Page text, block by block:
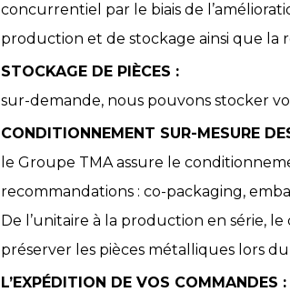
concurrentiel par le biais de
production et de stockage ainsi que la
STOCKAGE DE PIÈCES :
sur-demande, nous pouvons stocker
CONDITIONNEMENT SUR-MESURE
le Groupe TMA assure le
recommandations : co-packaging,
De l’unitaire à la production en série,
préserver les pièces métalliques lors
L’EXPÉDITION DE VOS COMMANDES :